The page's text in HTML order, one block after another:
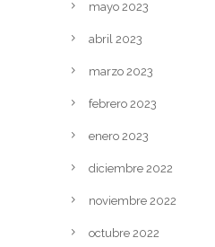
mayo 2023
abril 2023
marzo 2023
febrero 2023
enero 2023
diciembre 2022
noviembre 2022
octubre 2022